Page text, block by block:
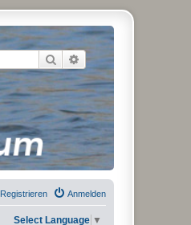
Suche Erweiterte Suche
Anmelden
Registrieren
Select Language ▼